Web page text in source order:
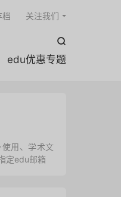

edu优惠专题
档 关注我们
用、学术文
定edu邮箱